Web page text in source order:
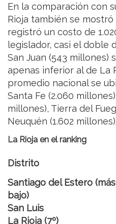
En la comparación con
Rioja también se
registró un costo de
legislador, casi el doble
San Juan (543 millones)
apenas inferior al de La
promedio nacional se
Santa Fe (2.060
millones), Tierra del
Neuquén (1.602 millones).
La Rioja en el ranking
Distrito
Santiago del Estero (más
bajo)
San Luis
La Rioja (7º)